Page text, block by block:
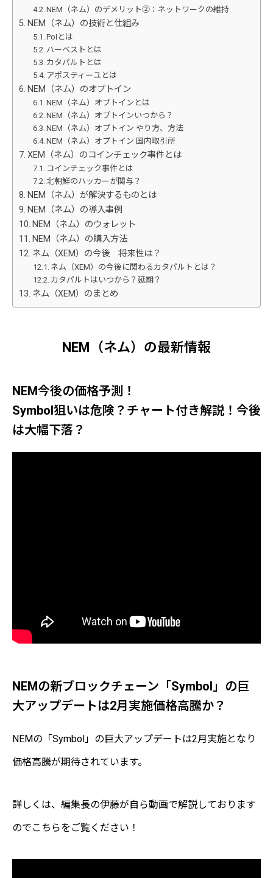
NEM（ネム）のデメリット②：ネットワークの維持
NEM（ネム）の技術と仕組み
PoIとは
ハーベストとは
カタパルトとは
アポスティーユとは
NEM（ネム）のオプトイン
NEM（ネム）オプトインとは
NEM（ネム）オプトインいつから？
NEM（ネム）オプトイン やり方、方法
NEM（ネム）オプトイン 国内取引所
XEM（ネム）のコインチェック事件とは
コインチェック事件とは
北朝鮮のハッカーが関与？
NEM（ネム）が解決するものとは
NEM（ネム）の導入事例
NEM（ネム）のウォレット
NEM（ネム）の購入方法
ネム（XEM）の今後 将来性は？
ネム（XEM）の今後に関わるカタパルトとは？
カタパルトはいつから？延期？
ネム（XEM）のまとめ
NEM（ネム）の最新情報
NEM今後の価格予測！
Symbol狙いは危険？チャート付き解説！今後
は大幅下落？
NEMの新ブロックチェーン「Symbol」の巨
大アップデートは2月実施価格高騰か？
NEMの「Symbol」の巨大アップデートは2月実施となり
価格高騰が期待されています。
詳しくは、編集長の伊藤が自ら動画で解説しております
のでこちらをご覧ください！